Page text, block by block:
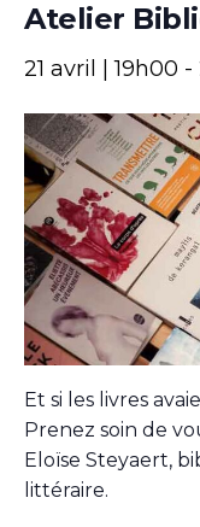
Atelier
21 avril | 19h00 -
Et si les livres
Prenez soin de
Eloïse Steyaert,
littéraire.